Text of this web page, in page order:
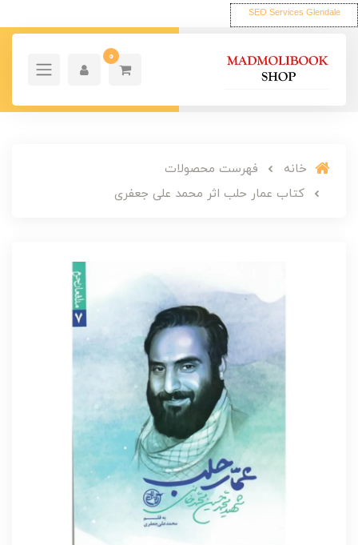
SEO Services Glendale
0
خانه
فهرست محصولات
کتاب عمار حلب اثر محمد علی جعفری